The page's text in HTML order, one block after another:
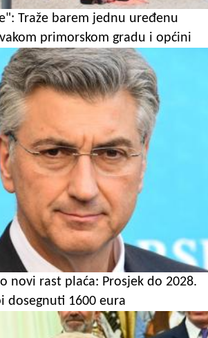
Traže barem jednu uređenu
primorskom gradu i općini
novi rast plaća: Prosjek do 2028.
dosegnuti 1600 eura